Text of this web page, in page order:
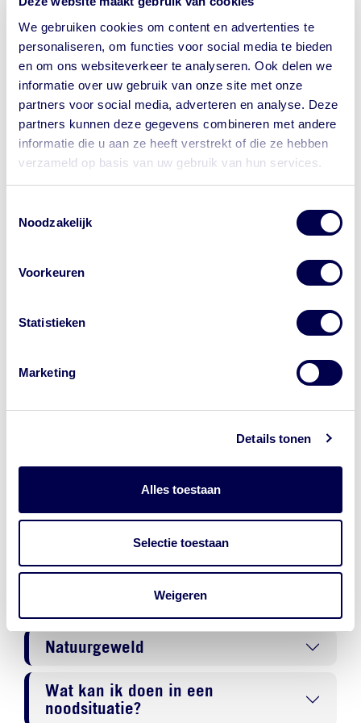
We gebruiken cookies om content en advertenties te
personaliseren, om functies voor social media te bieden
en om ons websiteverkeer te analyseren. Ook delen we
informatie over uw gebruik van onze site met onze
partners voor social media, adverteren en analyse. Deze
partners kunnen deze gegevens combineren met andere
informatie die u aan ze heeft verstrekt of die ze hebben
verzameld op basis van uw gebruik van hun services.
Noodzakelijk
Voorkeuren
Statistieken
Marketing
Details tonen
Alles toestaan
Selectie toestaan
Weigeren
Let op waar je op klikt.
Wil je bij de GGD een afspraak maken
Dé reizigerswebsite van 24
adverteren met de letters 'GGD' in
Malaria - malariapillen
Ik ga op reis en neem mee...
ORS, tegen uitdroging bij diarree
Reisadvies Bolivia
Actueel
Natuurgeweld
Wat kan ik doen in een
noodsituatie?